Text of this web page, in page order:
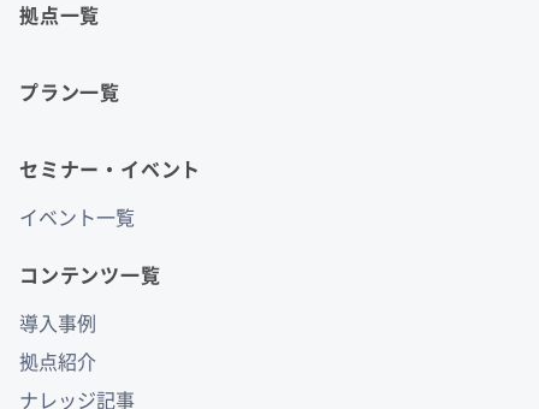
拠点一覧
プラン一覧
セミナー・イベント
イベント一覧
コンテンツ一覧
導入事例
拠点紹介
ナレッジ記事